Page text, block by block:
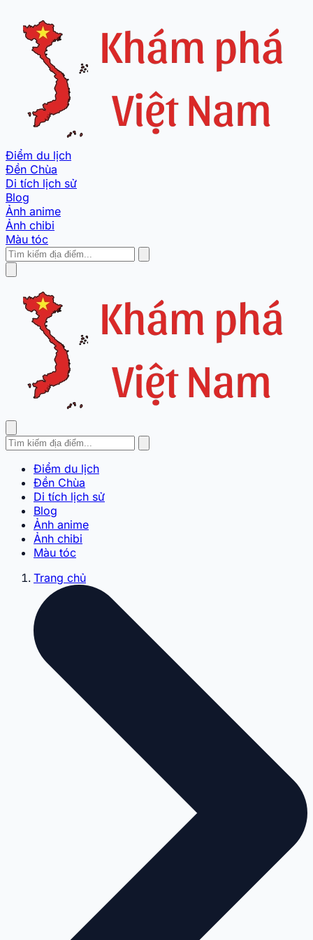
Điểm du lịch
Đền Chùa
Di tích lịch sử
Blog
Ảnh anime
Ảnh chibi
Màu tóc
Điểm du lịch
Đền Chùa
Di tích lịch sử
Blog
Ảnh anime
Ảnh chibi
Màu tóc
Trang chủ